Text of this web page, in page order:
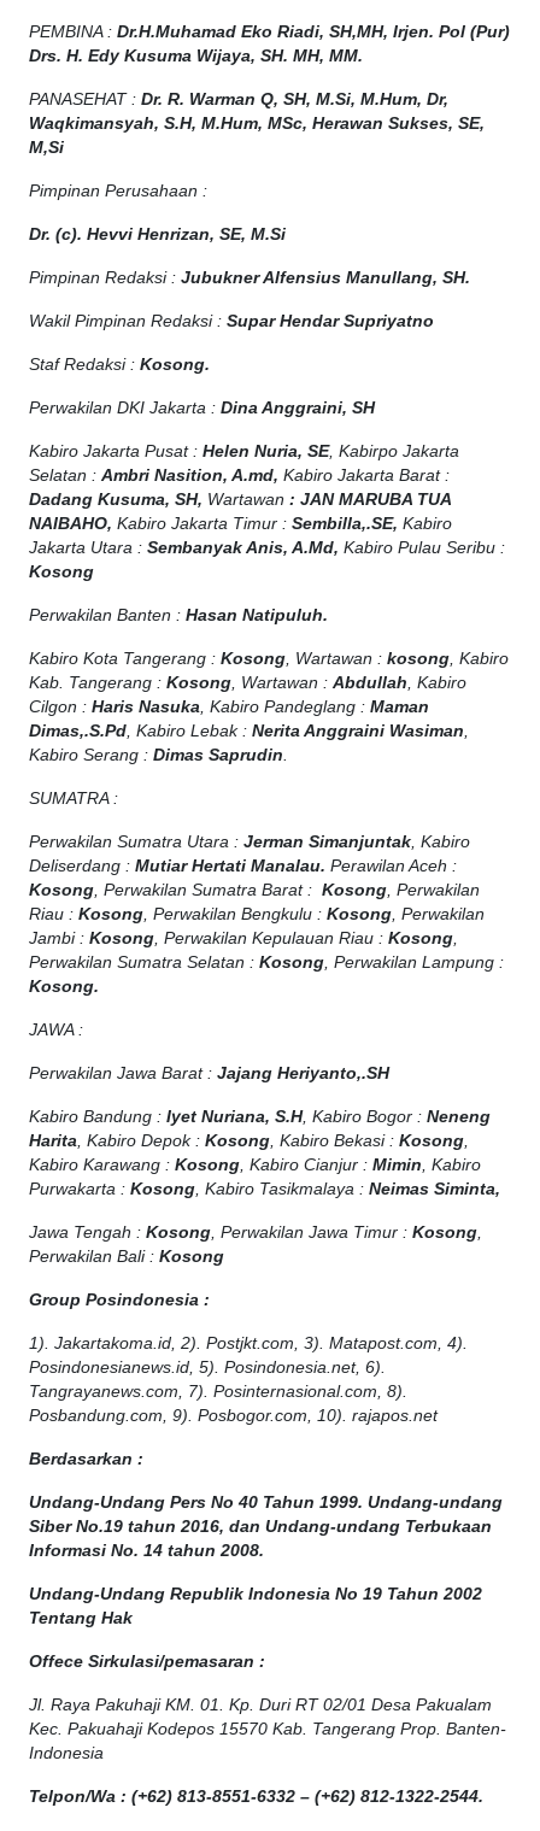
PEMBINA : Dr.H.Muhamad Eko Riadi, SH,MH, Irjen. Pol (Pur)
Drs. H. Edy Kusuma Wijaya, SH. MH, MM.
PANASEHAT : Dr. R. Warman Q, SH, M.Si, M.Hum, Dr,
Waqkimansyah, S.H, M.Hum, MSc, Herawan Sukses, SE,
M,Si
Pimpinan Perusahaan :
Dr. (c). Hevvi Henrizan, SE, M.Si
Pimpinan Redaksi : Jubukner Alfensius Manullang, SH.
Wakil Pimpinan Redaksi : Supar Hendar Supriyatno
Staf Redaksi : Kosong.
Perwakilan DKI Jakarta : Dina Anggraini, SH
Kabiro Jakarta Pusat : Helen Nuria, SE, Kabirpo Jakarta
Selatan : Ambri Nasition, A.md, Kabiro Jakarta Barat :
Dadang Kusuma, SH, Wartawan : JAN MARUBA TUA
NAIBAHO, Kabiro Jakarta Timur : Sembilla,.SE, Kabiro
Jakarta Utara : Sembanyak Anis, A.Md, Kabiro Pulau Seribu :
Kosong
Perwakilan Banten : Hasan Natipuluh.
Kabiro Kota Tangerang : Kosong, Wartawan : kosong, Kabiro
Kab. Tangerang : Kosong, Wartawan : Abdullah, Kabiro
Cilgon : Haris Nasuka, Kabiro Pandeglang : Maman
Dimas,.S.Pd, Kabiro Lebak : Nerita Anggraini Wasiman,
Kabiro Serang : Dimas Saprudin.
SUMATRA :
Perwakilan Sumatra Utara : Jerman Simanjuntak, Kabiro
Deliserdang : Mutiar Hertati Manalau. Perawilan Aceh :
Kosong, Perwakilan Sumatra Barat : Kosong, Perwakilan
Riau : Kosong, Perwakilan Bengkulu : Kosong, Perwakilan
Jambi : Kosong, Perwakilan Kepulauan Riau : Kosong,
Perwakilan Sumatra Selatan : Kosong, Perwakilan Lampung :
Kosong.
JAWA :
Perwakilan Jawa Barat : Jajang Heriyanto,.SH
Kabiro Bandung : Iyet Nuriana, S.H, Kabiro Bogor : Neneng
Harita, Kabiro Depok : Kosong, Kabiro Bekasi : Kosong,
Kabiro Karawang : Kosong, Kabiro Cianjur : Mimin, Kabiro
Purwakarta : Kosong, Kabiro Tasikmalaya : Neimas Siminta,
Jawa Tengah : Kosong, Perwakilan Jawa Timur : Kosong,
Perwakilan Bali : Kosong
Group Posindonesia :
1). Jakartakoma.id, 2). Postjkt.com, 3). Matapost.com, 4).
Posindonesianews.id, 5). Posindonesia.net, 6).
Tangrayanews.com, 7). Posinternasional.com, 8).
Posbandung.com, 9). Posbogor.com, 10). rajapos.net
Berdasarkan :
Undang-Undang Pers No 40 Tahun 1999. Undang-undang
Siber No.19 tahun 2016, dan Undang-undang Terbukaan
Informasi No. 14 tahun 2008.
Undang-Undang Republik Indonesia No 19 Tahun 2002
Tentang Hak
Offece Sirkulasi/pemasaran :
Jl. Raya Pakuhaji KM. 01. Kp. Duri RT 02/01 Desa Pakualam
Kec. Pakuahaji Kodepos 15570 Kab. Tangerang Prop. Banten-
Indonesia
Telpon/Wa : (+62) 813-8551-6332 – (+62) 812-1322-2544.